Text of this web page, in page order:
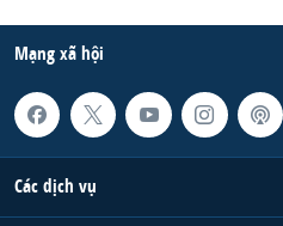
Mạng xã hội
Các dịch vụ